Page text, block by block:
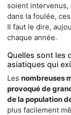
soient
dans la foulée,
Il faut le dire,
chaque année.
Quelles sont les
asiatiques qui
Les nombreuses
provoqué de
de la population
plus facilement